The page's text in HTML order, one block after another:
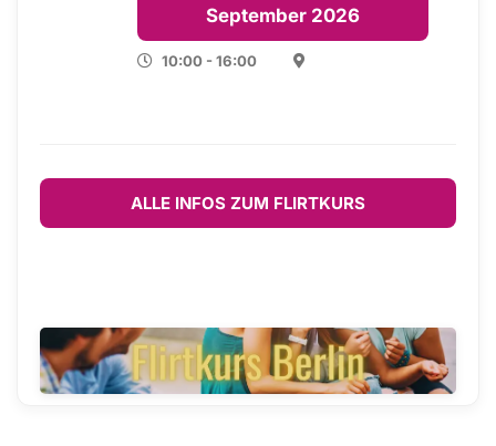
September 2026
10:00 - 16:00
ALLE INFOS ZUM FLIRTKURS